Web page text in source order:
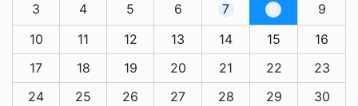
3
4 5 6 7 8
9
10
11 12 13 14 15
16
17
18 19 20 21 22
23
24
25 26 27 28 29
30